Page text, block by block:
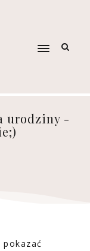
urodziny -